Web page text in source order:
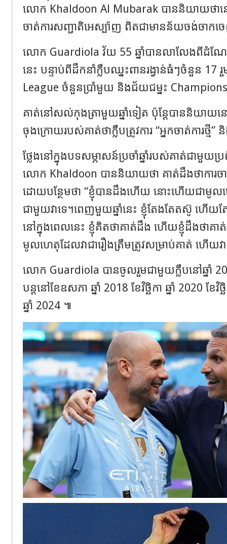
លោក Khaldoon Al Mubarak បាននិយាយថាន
ចាត់ការសញ្ជាតិអេស្ប៉ាញ ពិតជាមានន័យចង់ចាកច
លោក Guardiola វ័យ 55 ឆ្នាំបានលាលែងពីដំណ
នេះ បន្ទាប់ពីដឹកនាំក្លឹបឈ្នះពានរង្វាន់ធំៗចំនួន 17
League ចំនួនប្រាំមួយ និងជ័យជម្នះ
គាត់នៅសល់កុងត្រាមួយឆ្នាំទៀត ប៉ុន្តែបាននិយាយ
ចុងក្រោយរបស់គាត់ថាក្លឹបត្រូវការ “អ្នកចាត់ការថ្មី”
ថ្លែងនៅក្នុងបទសម្ភាសន៍ប្រចាំឆ្នាំរបស់គាត់ជាមួយប្រ
លោក Khaldoon បាននិយាយថា គាត់ដឹងថាការច
ដោយបន្ថែមថា “ខ្ញុំបានដឹងហើយ នោះហើយជាមូល
ជាមួយវាទេ។ពេញមួយឆ្នាំនេះ ខ្ញុំតែងតែតស៊ូ ហើយត
នៅក្នុងពេលនេះ ខ្ញុំគិតថាគាត់ដឹង ហើយខ្ញុំដឹងថា
មូលហេតុដែលវាជារឿងត្រឹមត្រូវសម្រាប់គាត់ ហើយវា
លោក Guardiola បានចូលរួមជាមួយក្លឹបនៅឆ្នាំ
បន្តនៅខែឧសភា ឆ្នាំ 2018 ខែវិច្ឆិកា ឆ្នាំ 2020 ខែវិច្
ឆ្នាំ 2024 ៕